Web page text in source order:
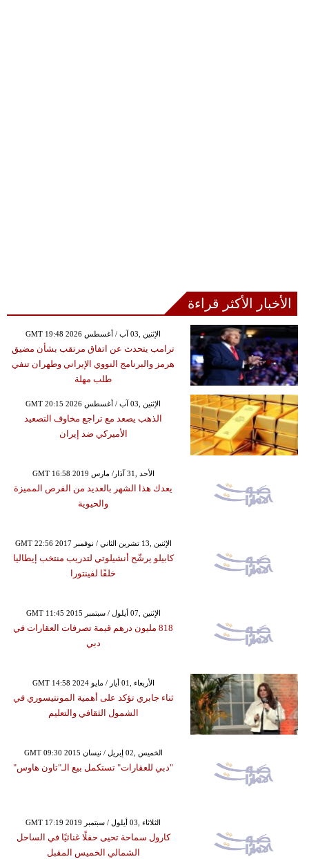
الأخبار الأكثر قراءة
GMT 19:48 2026 الإثنين ,03 آب / أغسطس
ترامب يتحدث عن اتفاق مرتقب بشأن مضيق
هرمز والبرنامج النووي الإيراني وطهران تنفي
طلب مهلة
GMT 20:15 2026 الإثنين ,03 آب / أغسطس
الذهب يصعد مع تراجع مخاوف التصعيد
الأميركي ضد إيران
GMT 16:58 2019 الأحد ,31 آذار/ مارس
يعدك هذا الشهر بالعديد من الفرص المميزة
والحيوية
GMT 22:56 2017 الإثنين ,13 تشرين الثاني / نوفمبر
كابيلو يرشّح أنشيلوتي لتدريب منتخب إيطاليا
خلفًا لفينتورا
GMT 11:45 2015 الإثنين ,07 أيلول / سبتمبر
818 مليون درهم قيمة تصرفات العقارات في
دبي
GMT 14:58 2024 الأربعاء ,01 أيار / مايو
ثناء جابري تؤكد على أهمية المونتيسوري في
الشمول الثقافي والتعليم
GMT 09:30 2015 الخميس ,02 إبريل / نيسان
"دبي للعقارات" تستكمل بيع الـ"تاون هاوس"
GMT 17:19 2019 الثلاثاء ,03 أيلول / سبتمبر
كارول سماحة تحيى حفلًا غنائيًا في الساحل
الشمالي الخميس المقبل